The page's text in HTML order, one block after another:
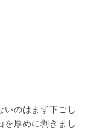
いのはまず下ごし
を厚めに剥きまし